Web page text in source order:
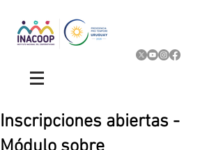
Inscripciones abiertas -